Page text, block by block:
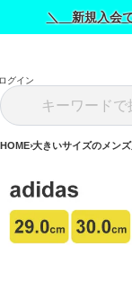
＼ 新規入会
グイン
HOME 大きいサイズのメン